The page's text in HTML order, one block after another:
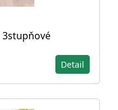
3stupňové
Detail